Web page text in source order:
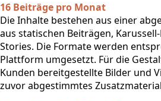
16 Beiträge pro Monat
Die Inhalte bestehen aus einer
aus statischen Beiträgen,
Stories. Die Formate werden
Plattform umgesetzt. Für die
Kunden bereitgestellte Bilder und
zuvor abgestimmtes